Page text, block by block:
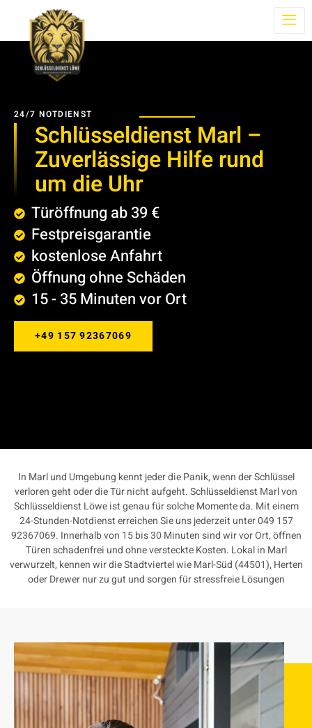
24/7 NOTDIENST
Schlüsseldienst Marl –
Zuverlässige Hilfe rund
um die Uhr
Türöffnung ab 39 €
Festpreisgarantie
kostenlose Anfahrt
Öffnung ohne Schäden
15 - 35 Minuten vor Ort
+49 157 92367069
In Marl und Umgebung kennt jeder die Panik, wenn der Schlüssel
verloren geht oder die Tür nicht aufgeht. Schlüsseldienst Marl von
Schlüsseldienst Löwe ist genau für solche Momente da. Mit einem
24-Stunden-Notdienst erreichen Sie uns jederzeit unter 049 157
92367069. Innerhalb von 15 bis 30 Minuten sind wir vor Ort, öffnen
Türen schadenfrei und ohne versteckte Kosten. Lokal in Marl
verwurzelt, kennen wir die Stadtviertel wie Marl-Süd (44501), Herten
oder Drewer nur zu gut und sorgen für stressfreie Lösungen